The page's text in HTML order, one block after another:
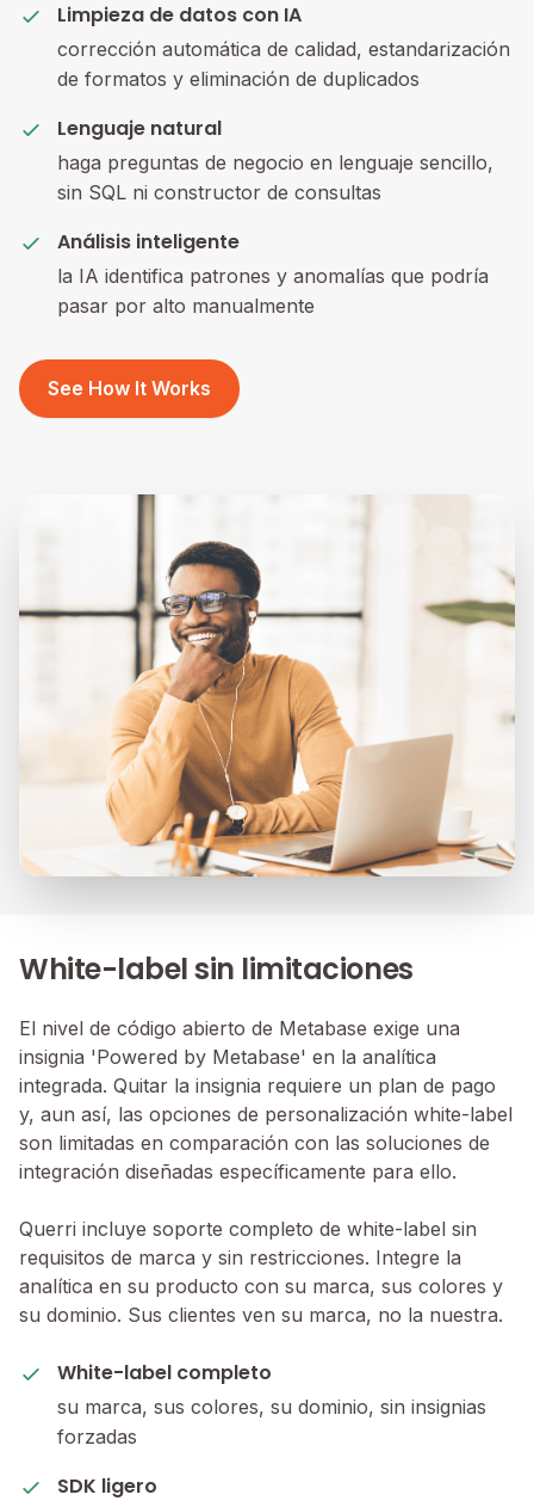
Limpieza de datos con IA
corrección automática de calidad, estandarización
de formatos y eliminación de duplicados
Lenguaje natural
haga preguntas de negocio en lenguaje sencillo,
sin SQL ni constructor de consultas
Análisis inteligente
la IA identifica patrones y anomalías que podría
pasar por alto manualmente
See How It Works
White-label sin limitaciones
El nivel de código abierto de Metabase exige una
insignia 'Powered by Metabase' en la analítica
integrada. Quitar la insignia requiere un plan de pago
y, aun así, las opciones de personalización white-label
son limitadas en comparación con las soluciones de
integración diseñadas específicamente para ello.
Querri incluye soporte completo de white-label sin
requisitos de marca y sin restricciones. Integre la
analítica en su producto con su marca, sus colores y
su dominio. Sus clientes ven su marca, no la nuestra.
White-label completo
su marca, sus colores, su dominio, sin insignias
forzadas
SDK ligero